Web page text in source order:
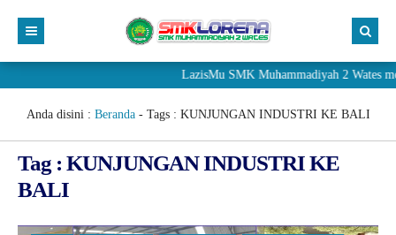
LazisMu SMK Muhammadiyah 2 Wates
Anda disini : Beranda- Tags : KUNJUNGAN INDUSTRI KE BALI
Tag : KUNJUNGAN INDUSTRI KE
BALI